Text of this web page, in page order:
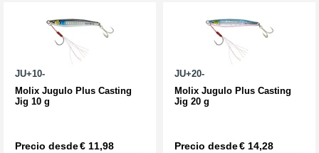
JU+10-
Molix Jugulo Plus Casting
Jig 10 g
Precio desde€ 11,98
JU+20-
Molix Jugulo Plus Casting
Jig 20 g
Precio desde€ 14,28